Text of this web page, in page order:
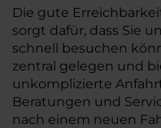
Die gute
sorgt dafür, dass Sie
schnell besuchen
zentral gelegen und
unkomplizierte
Beratungen und
nach einem neuen